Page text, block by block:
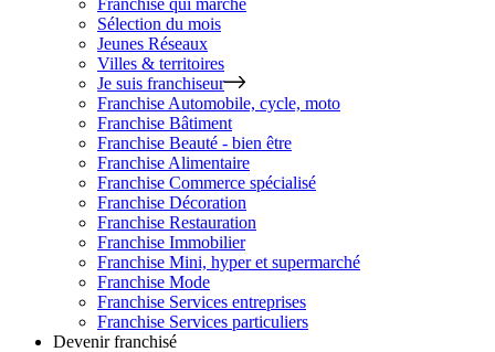
Sélection du mois
Jeunes Réseaux
Villes & territoires
Je suis franchiseur
Franchise Automobile, cycle, moto
Franchise Bâtiment
Franchise Beauté - bien être
Franchise Alimentaire
Franchise Commerce spécialisé
Franchise Décoration
Franchise Restauration
Franchise Immobilier
Franchise Mini, hyper et supermarché
Franchise Mode
Franchise Services entreprises
Franchise Services particuliers
Devenir franchisé